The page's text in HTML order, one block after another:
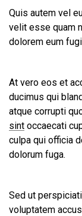
Quis autem vel
velit esse quam
dolorem eum
At vero eos et
ducimus qui
atque corrupti
sint occaecati
culpa qui officia
dolorum fuga.
Sed ut
voluptatem